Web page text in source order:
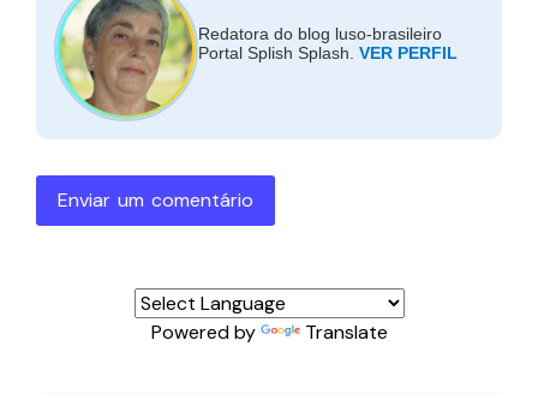
Redatora do blog luso-brasileiro
Portal Splish Splash. VER PERFIL
Enviar um comentário
Powered by Translate